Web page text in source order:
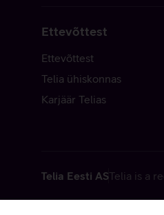
Ettevõttest
Ettevõttest
Telia ühiskonnas
Karjäär Telias
Telia Eesti ASTelia is a